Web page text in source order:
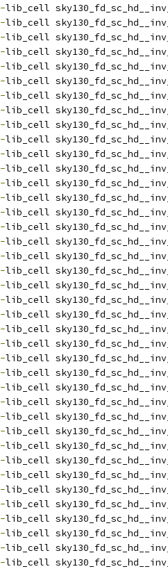
-lib_cell
-lib_cell
-lib_cell
-lib_cell
-lib_cell
-lib_cell
-lib_cell
-lib_cell
-lib_cell
-lib_cell
-lib_cell
-lib_cell
-lib_cell
-lib_cell
-lib_cell
-lib_cell
-lib_cell
-lib_cell
-lib_cell
-lib_cell
-lib_cell
-lib_cell
-lib_cell
-lib_cell
-lib_cell
-lib_cell
-lib_cell
-lib_cell
-lib_cell
-lib_cell
-lib_cell
-lib_cell
-lib_cell
-lib_cell
-lib_cell
-lib_cell
-lib_cell
-lib_cell
-lib_cell